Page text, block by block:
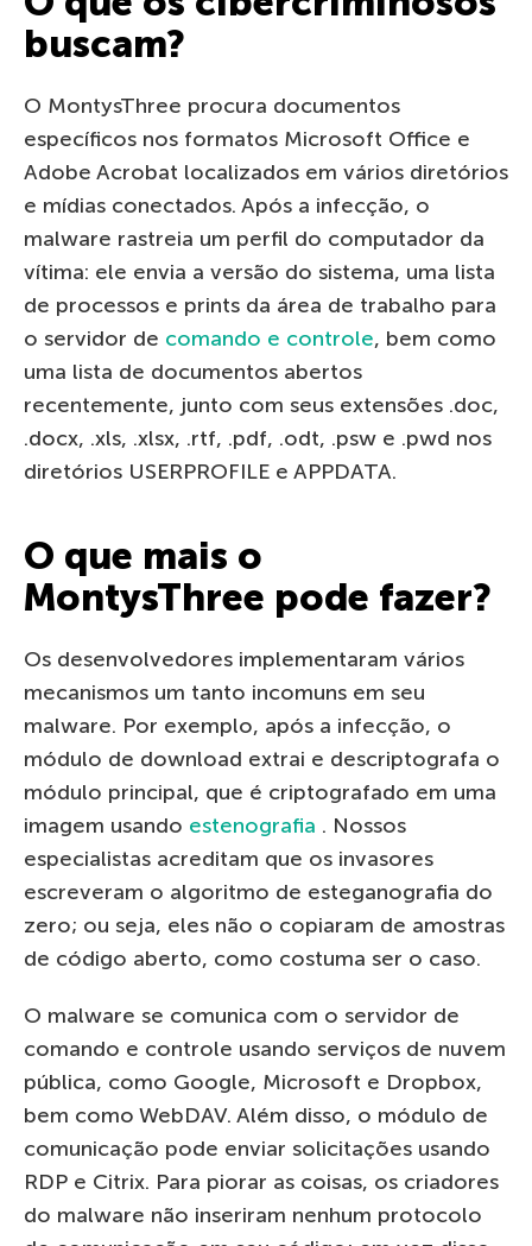
buscam?
O MontysThree procura documentos
específicos nos formatos Microsoft Office e
Adobe Acrobat localizados em vários diretórios
e mídias conectados. Após a infecção, o
malware rastreia um perfil do computador da
vítima: ele envia a versão do sistema, uma lista
de processos e prints da área de trabalho para
o servidor de comando e controle, bem como
uma lista de documentos abertos
recentemente, junto com seus extensões .doc,
.docx, .xls, .xlsx, .rtf, .pdf, .odt, .psw e .pwd nos
diretórios USERPROFILE e APPDATA.
O que mais o
MontysThree pode fazer?
Os desenvolvedores implementaram vários
mecanismos um tanto incomuns em seu
malware. Por exemplo, após a infecção, o
módulo de download extrai e descriptografa o
módulo principal, que é criptografado em uma
imagem usando estenografia . Nossos
especialistas acreditam que os invasores
escreveram o algoritmo de esteganografia do
zero; ou seja, eles não o copiaram de amostras
de código aberto, como costuma ser o caso.
O malware se comunica com o servidor de
comando e controle usando serviços de nuvem
pública, como Google, Microsoft e Dropbox,
bem como WebDAV. Além disso, o módulo de
comunicação pode enviar solicitações usando
RDP e Citrix. Para piorar as coisas, os criadores
do malware não inseriram nenhum protocolo